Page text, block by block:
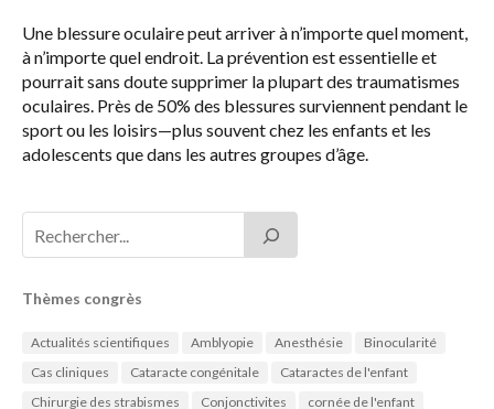
Une blessure oculaire peut arriver à n’importe quel moment,
à n’importe quel endroit. La prévention est essentielle et
pourrait sans doute supprimer la plupart des traumatismes
oculaires. Près de 50% des blessures surviennent pendant le
sport ou les loisirs—plus souvent chez les enfants et les
adolescents que dans les autres groupes d’âge.
Thèmes congrès
Actualités scientifiques Amblyopie Anesthésie
Binocularité
Cas cliniques
Cataracte congénitale
Cataractes de l'enfant
Chirurgie des strabismes
Conjonctivites
cornée de l'enfant